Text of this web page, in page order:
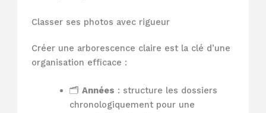
Classer ses photos avec rigueur
Créer une arborescence claire est la clé d’une
organisation efficace :
🗂️ Années : structure les dossiers
chronologiquement pour une